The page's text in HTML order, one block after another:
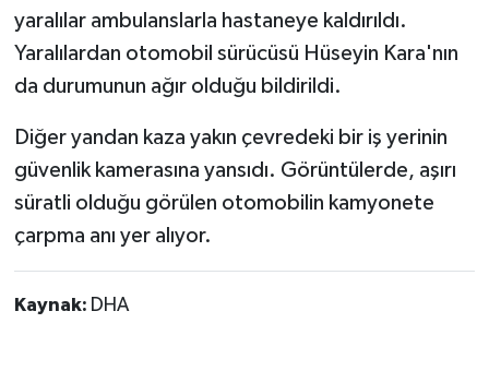
yaralılar ambulanslarla hastaneye kaldırıldı.
Yaralılardan otomobil sürücüsü Hüseyin Kara'nın
da durumunun ağır olduğu bildirildi.
Diğer yandan kaza yakın çevredeki bir iş yerinin
güvenlik kamerasına yansıdı. Görüntülerde, aşırı
süratli olduğu görülen otomobilin kamyonete
çarpma anı yer alıyor.
Kaynak: DHA